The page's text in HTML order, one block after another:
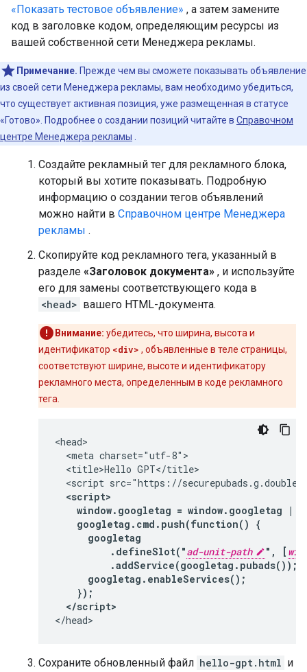
«Показать тестовое объявление» , а затем замените
код в заголовке кодом, определяющим ресурсы из
вашей собственной сети Менеджера рекламы.
Примечание. Прежде чем вы сможете показывать объявление
из своей сети Менеджера рекламы, вам необходимо убедиться,
что существует активная позиция, уже размещенная в статусе
«Готово». Подробнее о создании позиций читайте в Справочном
центре Менеджера рекламы
Создайте рекламный тег для рекламного блока,
который вы хотите показывать. Подробную
информацию о создании тегов объявлений
можно найти в Справочном центре Менеджера
рекламы .
Скопируйте код рекламного тега, указанный в
разделе «Заголовок документа» , и используйте
его для замены соответствующего кода в
<head> вашего HTML-документа.
Внимание: убедитесь, что ширина, высота и
идентификатор <div> , объявленные в теле страницы,
соответствуют ширине, высоте и идентификатору
рекламного места, определенным в коде рекламного
тега.
<head>
  <meta charset="utf-8">
  <title>Hello GPT</title>
<script src="https://
<script>
window.googletag = window.googletag ||
    googletag.cmd.push(function() {
      googletag
          .defineSlot("
ad-unit-path ", [
          .addService(googletag.pubads());
      googletag.enableServices();
    });
  </script>
Сохраните обновленный файл hello-gpt.html и